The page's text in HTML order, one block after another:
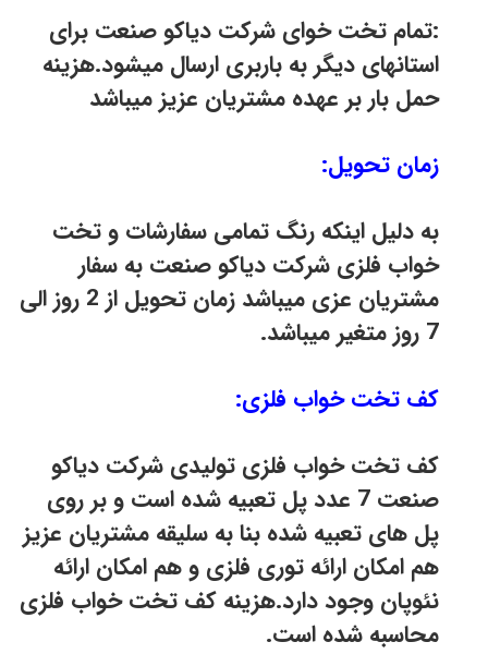
:تمام تخت خوای شرکت دیاکو صنعت برای
استانهای دیگر به باربری ارسال میشود.هزینه
حمل بار بر عهده مشتریان عزیز میباشد
زمان تحویل:
به دلیل اینکه رنگ تمامی سفارشات و تخت
خواب فلزی شرکت دیاکو صنعت به سفار
مشتریان عزی میباشد زمان تحویل از 2 روز الی
7 روز متغیر میباشد.
کف تخت خواب فلزی:
کف تخت خواب فلزی تولیدی شرکت دیاکو
صنعت 7 عدد پل تعبیه شده است و بر روی
پل های تعبیه شده بنا به سلیقه مشتریان عزیز
هم امکان ارائه توری فلزی و هم امکان ارائه
نئوپان وجود دارد.هزینه کف تخت خواب فلزی
محاسبه شده است.